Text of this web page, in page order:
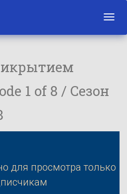
1 of 8 / Сезон
для просмотра только